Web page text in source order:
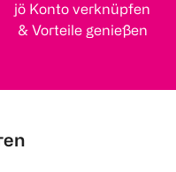
jö Konto verknüpfen
& Vorteile genießen